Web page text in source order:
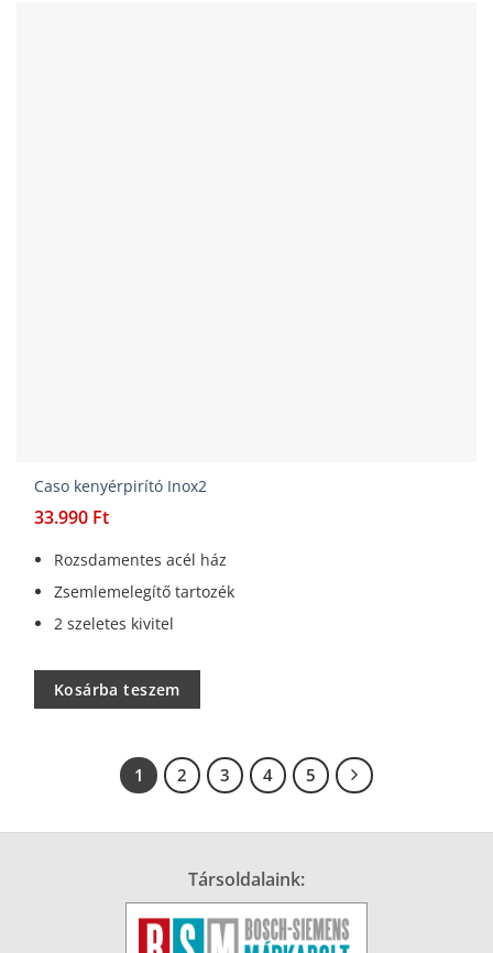
Caso kenyérpirító Inox2
33.990 Ft
Rozsdamentes acél ház
Zsemlemelegítő tartozék
2 szeletes kivitel
Kosárba teszem
1 2 3 4 5
Társoldalaink: